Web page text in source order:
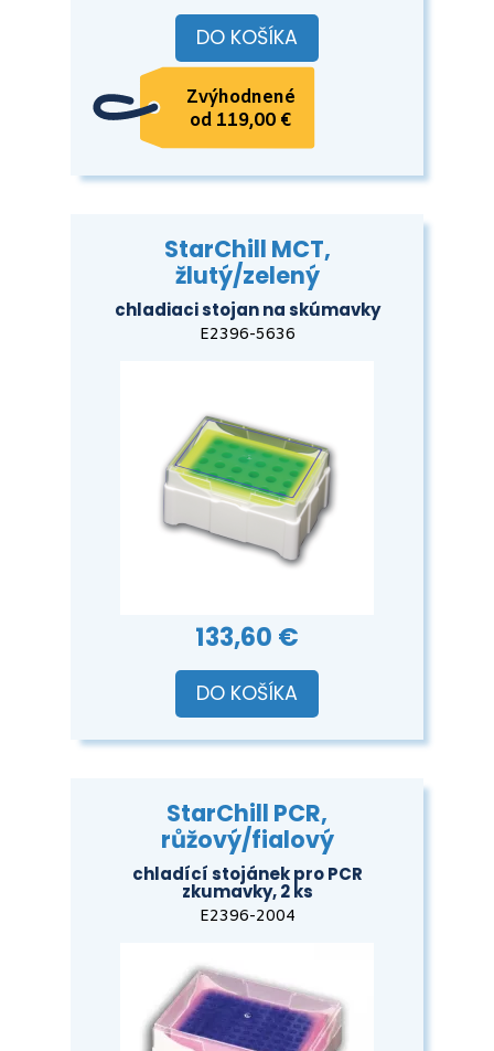
DO KOŠÍKA
Zvýhodnené
od 119,00 €
StarChill MCT,
žlutý/zelený
chladiaci stojan na skúmavky
E2396-5636
133,60 €
DO KOŠÍKA
StarChill PCR,
růžový/fialový
chladící stojánek pro PCR
zkumavky, 2 ks
E2396-2004